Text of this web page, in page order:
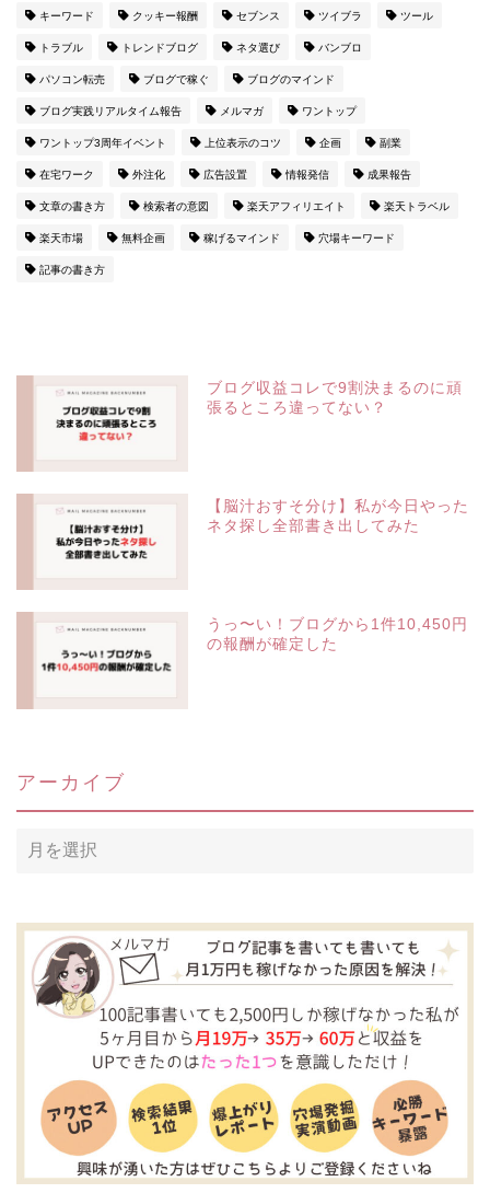
キーワード クッキー報酬 セブンス ツイブラ ツール
トラブル トレンドブログ ネタ選び バンブロ
パソコン転売 ブログで稼ぐ ブログのマインド
ブログ実践リアルタイム報告 メルマガ ワントップ
ワントップ3周年イベント 上位表示のコツ 企画 副業
在宅ワーク 外注化 広告設置 情報発信 成果報告
文章の書き方 検索者の意図 楽天アフィリエイト 楽天トラベル
楽天市場 無料企画 稼げるマインド 穴場キーワード
記事の書き方
ブログ収益コレで9割決まるのに頑
張るところ違ってない？
【脳汁おすそ分け】私が今日やった
ネタ探し全部書き出してみた
うっ〜い！ブログから1件10,450円
の報酬が確定した
アーカイブ
ア
ー
ブ